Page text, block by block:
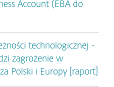
Account (EBA do
technologicznej -
zagrożenie w
Polski i Europy [raport]